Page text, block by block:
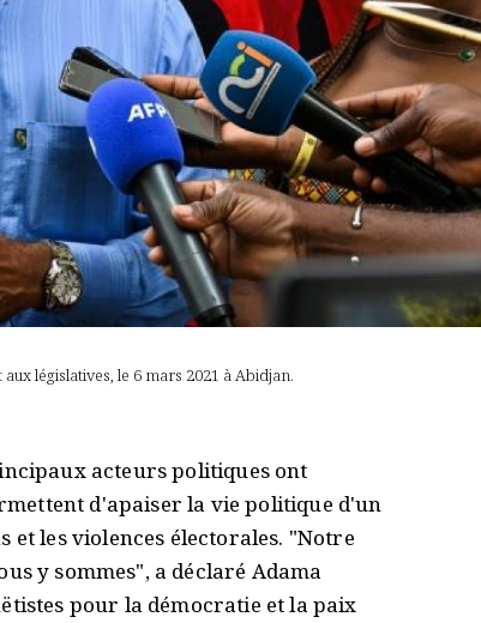
législatives, le 6 mars 2021 à Abidjan.
acteurs politiques ont
d'apaiser la vie politique d'un
les violences électorales. "Notre
y sommes", a déclaré Adama
pour la démocratie et la paix